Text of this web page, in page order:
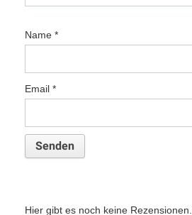
Name *
Email *
Hier gibt es noch keine Rezensionen.